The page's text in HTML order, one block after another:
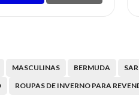
MASCULINAS BERMUDA
ROUPAS DE INVERNO PARA